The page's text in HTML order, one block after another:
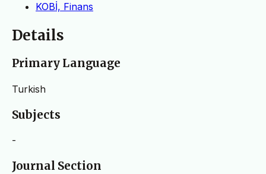
KOBİ, Finans
Details
Primary Language
Turkish
Subjects
-
Journal Section